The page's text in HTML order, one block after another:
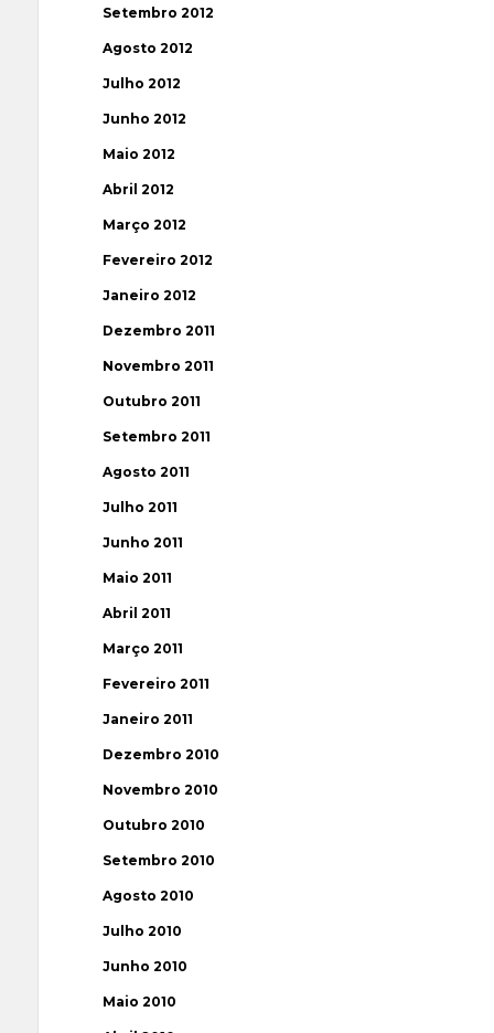
Setembro 2012
Agosto 2012
Julho 2012
Junho 2012
Maio 2012
Abril 2012
Março 2012
Fevereiro 2012
Janeiro 2012
Dezembro 2011
Novembro 2011
Outubro 2011
Setembro 2011
Agosto 2011
Julho 2011
Junho 2011
Maio 2011
Abril 2011
Março 2011
Fevereiro 2011
Janeiro 2011
Dezembro 2010
Novembro 2010
Outubro 2010
Setembro 2010
Agosto 2010
Julho 2010
Junho 2010
Maio 2010